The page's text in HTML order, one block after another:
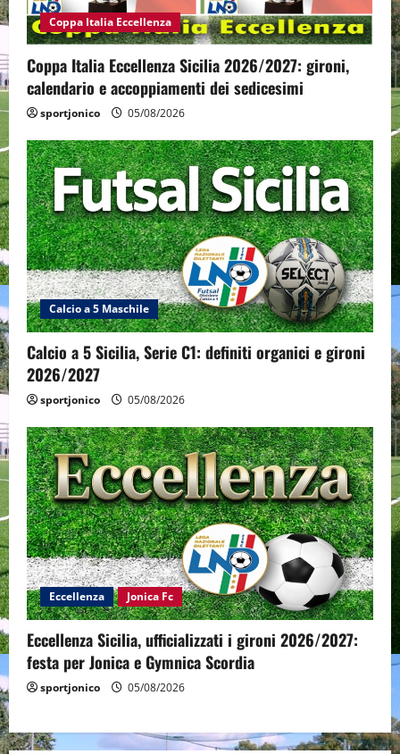
Coppa Italia Eccellenza
Coppa Italia Eccellenza Sicilia 2026/2027: gironi,
calendario e accoppiamenti dei sedicesimi
sportjonico 05/08/2026
Calcio a 5 Maschile
Calcio a 5 Sicilia, Serie C1: definiti organici e gironi
2026/2027
sportjonico 05/08/2026
Eccellenza Jonica Fc
Eccellenza Sicilia, ufficializzati i gironi 2026/2027:
festa per Jonica e Gymnica Scordia
sportjonico 05/08/2026